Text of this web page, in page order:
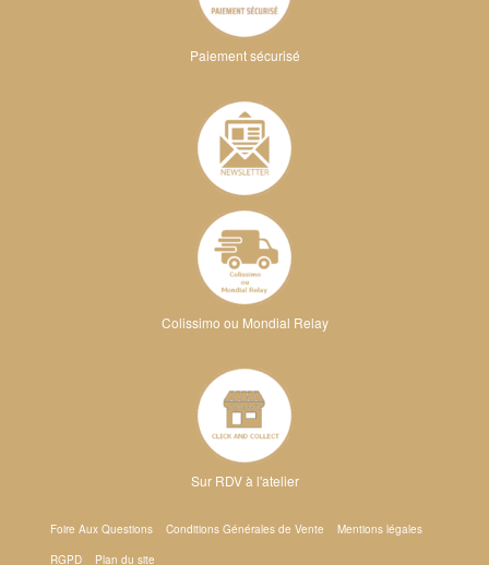
Paiement sécurisé
Colissimo ou Mondial Relay
Sur RDV à l'atelier
Foire Aux Questions Conditions Générales de Vente
Mentions légales
RGPD
Plan du site